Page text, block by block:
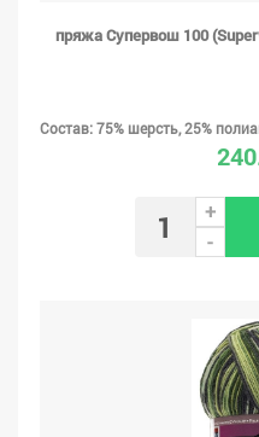
пряжа Супервош 100
Состав: 75% шерсть, 25%
+
-